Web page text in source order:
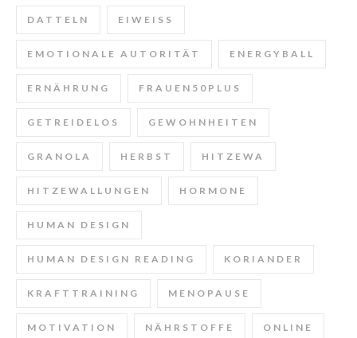
DATTELN EIWEISS
EMOTIONALE AUTORITÄT ENERGYBALL
ERNÄHRUNG FRAUEN50PLUS
GETREIDELOS GEWOHNHEITEN
GRANOLA HERBST HITZEWA
HITZEWALLUNGEN HORMONE
HUMAN DESIGN
HUMAN DESIGN READING KORIANDER
KRAFTTRAINING MENOPAUSE
MOTIVATION NÄHRSTOFFE ONLINE